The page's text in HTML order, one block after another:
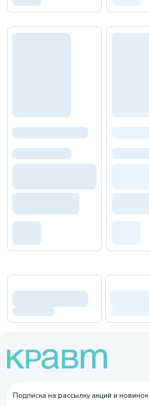
Подписка на рассылку акций и новинок